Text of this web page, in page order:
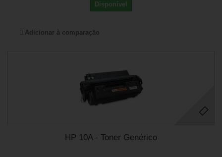
Disponível
Adicionar à comparação
HP 10A - Toner Genérico